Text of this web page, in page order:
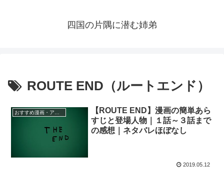
四国の片隅に潜む姉弟
ROUTE END（ルートエンド）
【ROUTE END】漫画の簡単あら
すじと登場人物｜１話～３話まで
の感想｜ネタバレほぼなし
2019.05.12